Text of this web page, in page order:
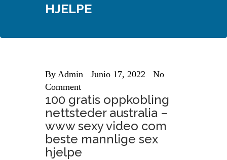
HJELPE
By Admin Junio 17, 2022
No
Comment
100 gratis oppkobling
nettsteder australia –
www sexy video com
beste mannlige sex
hjelpe